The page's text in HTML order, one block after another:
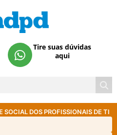
Tire suas dúvidas
aqui
SOCIAL DOS PROFISSIONAIS DE TI